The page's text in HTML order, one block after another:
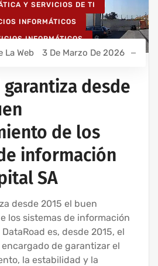
Y SERVICIOS DE TI
INFORMÁTICOS
INFORMÁTICOS
PARA EMPRESAS
La Web 3 De Marzo De 2026
garantiza desde
de los
información
SA
desde 2015 el buen
los sistemas de información
es, desde 2015, el
de garantizar el
la estabilidad y la